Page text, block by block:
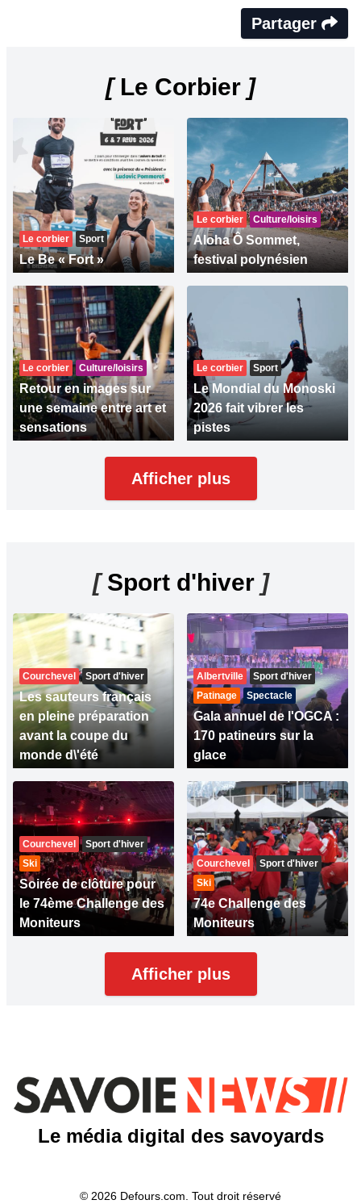
Partager
[Le Corbier ]
Le corbier Sport
Le Be « Fort »
Le corbier Culture/loisirs
Aloha Ô Sommet,
festival polynésien
Le corbier Culture/loisirs
Retour en images sur
une semaine entre art et
sensations
Le corbier Sport
Le Mondial du Monoski
2026 fait vibrer les
pistes
Afficher plus
[Sport d'hiver ]
Courchevel Sport d'hiver
Les sauteurs français
en pleine préparation
avant la coupe du
monde d\'été
Albertville
Sport d'hiver
Patinage
Spectacle
Gala annuel de l'OGCA :
170 patineurs sur la
glace
Courchevel
Sport d'hiver
Ski
Soirée de clôture pour
le 74ème Challenge des
Moniteurs
Courchevel
Sport d'hiver
Ski
74e Challenge des
Moniteurs
Afficher plus
Le média digital des savoyards
© 2026 Defours.com. Tout droit réservé